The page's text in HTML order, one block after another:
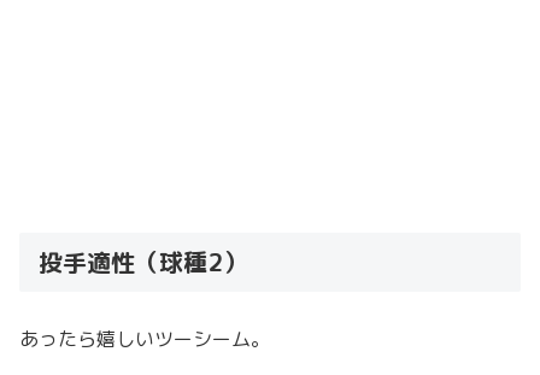
投手適性（球種2）
あったら嬉しいツーシーム。